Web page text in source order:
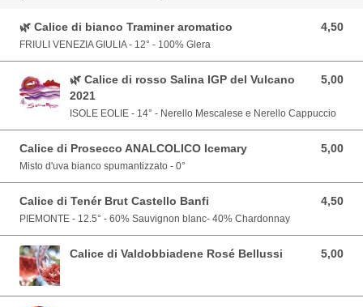
🌿 Calice di bianco Traminer aromatico 4,50
4,50 EUR
FRIULI VENEZIA GIULIA - 12° - 100% Glera
🌿 Calice di rosso Salina IGP del Vulcano
2021
5,00
5,00 EUR
ISOLE EOLIE - 14° - Nerello Mescalese e Nerello Cappuccio
Calice di Prosecco ANALCOLICO Icemary 5,00
5,00 EUR
Misto d'uva bianco spumantizzato - 0°
Calice di Tenér Brut Castello Banfi 4,50
4,50 EUR
PIEMONTE - 12.5° - 60% Sauvignon blanc- 40% Chardonnay
Calice di Valdobbiadene Rosé Bellussi 5,00
5,00 EUR